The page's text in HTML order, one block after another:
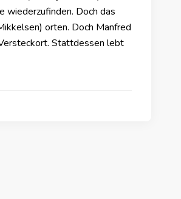
wiederzufinden. Doch das
orten. Doch Manfred
Stattdessen lebt